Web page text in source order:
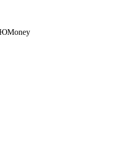
ЮMoney